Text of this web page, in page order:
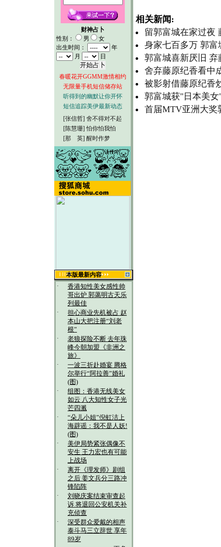
财神占卜
性别：
男
女
出生时间：
年
月
日
春暖花开GGMM激情相约
无限量手机短信储存站
听得到的幽默让你开怀
短信追踪美伊最新动态
[张信哲] 舍不得对不起
[陈慧珊] 怕你怕我怕
[那 英] 醒时作梦
本版最新内容
·
香港知性美女感性帅
哥出炉 郭蔼明古天乐
列最佳
·
担心商业先机被占 赵
本山大把注册“刘老
根”
·
老狼探险不断 去年珠
峰今朝加盟《非洲之
旅》
·
一波三折赴婚宴 腾格
尔举行“阿拉善”婚礼
(图)
·
组图：香港无线美女
如云 八大知性女子光
芒四溅
·
“朵儿小姐”倪虹洁上
海辟谣：我不是人妖!
(图)
·
美伊局势紧张偶像不
安生 王力宏也有可能
上战场
·
离开《理发师》剧组
之后 姜文兵分三路冲
锋陷阵
·
刘晓庆案结束审查起
诉 将退回公安机关补
充侦查
·
深受群众爱戴的相声
泰斗马三立辞世 享年
89岁
相关新闻:
留郭富城在家过夜
身家七百多万 郭富
郭富城喜新厌旧
舍弃藤原纪香看中
被影射借藤原纪香
郭富城获"日本美
首届MTV亚洲大